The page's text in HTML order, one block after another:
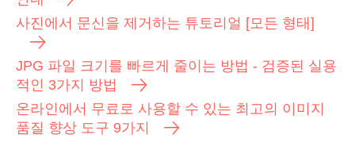
사진에서 문신을 제거하는 튜토리얼 [모든 형태]
JPG 파일 크기를 빠르게 줄이는 방법 - 검증된 실용
적인 3가지 방법
온라인에서 무료로 사용할 수 있는 최고의 이미지
품질 향상 도구 9가지